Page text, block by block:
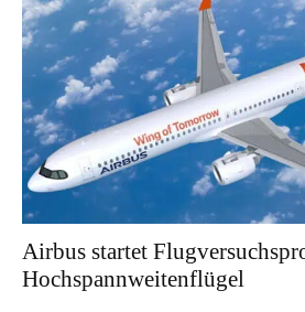
Airbus startet
Hochspannweitenflügel